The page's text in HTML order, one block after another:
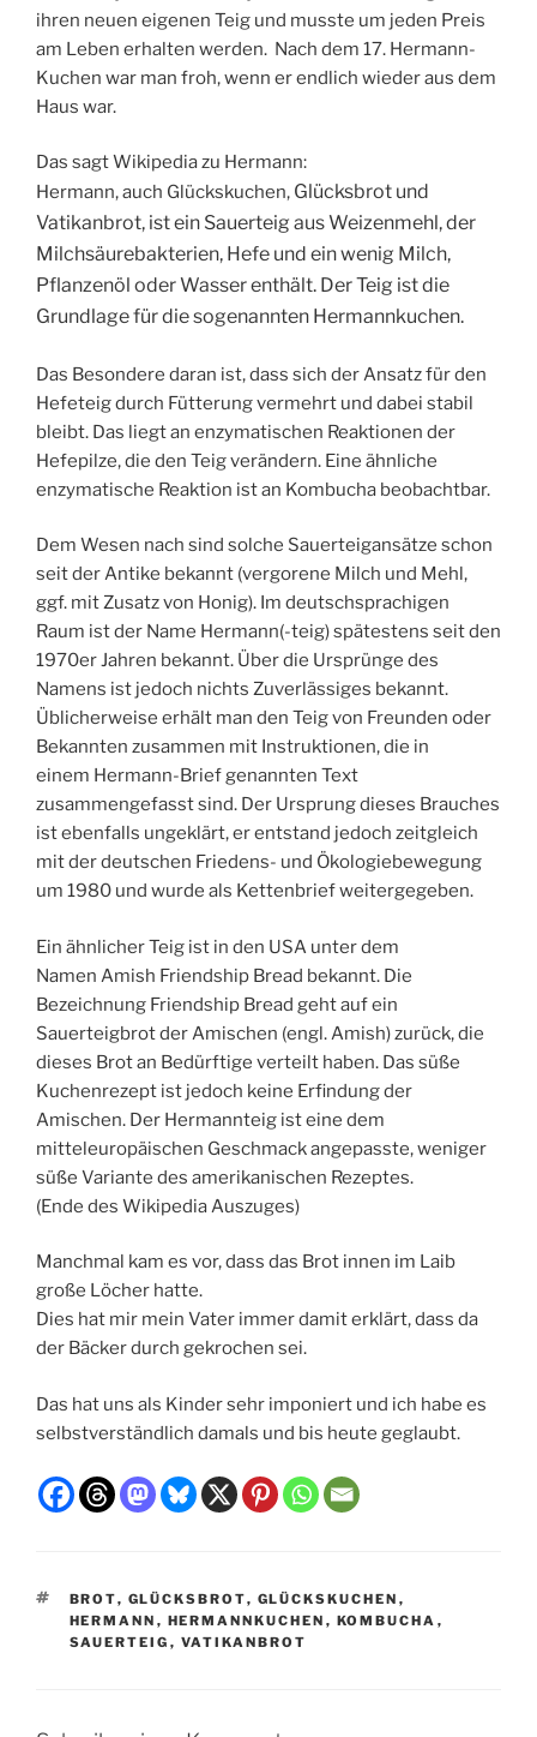
ihren neuen eigenen Teig und musste um jeden Preis
am Leben erhalten werden. Nach dem 17. Hermann-
Kuchen war man froh, wenn er endlich wieder aus dem
Haus war.
Das sagt Wikipedia zu Hermann:
Hermann, auch Glückskuchen, Glücksbrot und
Vatikanbrot, ist ein Sauerteig aus Weizenmehl, der
Milchsäurebakterien, Hefe und ein wenig Milch,
Pflanzenöl oder Wasser enthält. Der Teig ist die
Grundlage für die sogenannten Hermannkuchen.
Das Besondere daran ist, dass sich der Ansatz für den
Hefeteig durch Fütterung vermehrt und dabei stabil
bleibt. Das liegt an enzymatischen Reaktionen der
Hefepilze, die den Teig verändern. Eine ähnliche
enzymatische Reaktion ist an Kombucha beobachtbar.
Dem Wesen nach sind solche Sauerteigansätze schon
seit der Antike bekannt (vergorene Milch und Mehl,
ggf. mit Zusatz von Honig). Im deutschsprachigen
Raum ist der Name Hermann(-teig) spätestens seit den
1970er Jahren bekannt. Über die Ursprünge des
Namens ist jedoch nichts Zuverlässiges bekannt.
Üblicherweise erhält man den Teig von Freunden oder
Bekannten zusammen mit Instruktionen, die in
einem Hermann-Brief genannten Text
zusammengefasst sind. Der Ursprung dieses Brauches
ist ebenfalls ungeklärt, er entstand jedoch zeitgleich
mit der deutschen Friedens- und Ökologiebewegung
um 1980 und wurde als Kettenbrief weitergegeben.
Ein ähnlicher Teig ist in den USA unter dem
Namen Amish Friendship Bread bekannt. Die
Bezeichnung Friendship Bread geht auf ein
Sauerteigbrot der Amischen (engl. Amish) zurück, die
dieses Brot an Bedürftige verteilt haben. Das süße
Kuchenrezept ist jedoch keine Erfindung der
Amischen. Der Hermannteig ist eine dem
mitteleuropäischen Geschmack angepasste, weniger
süße Variante des amerikanischen Rezeptes.
(Ende des Wikipedia Auszuges)
Manchmal kam es vor, dass das Brot innen im Laib
große Löcher hatte.
Dies hat mir mein Vater immer damit erklärt, dass da
der Bäcker durch gekrochen sei.
Das hat uns als Kinder sehr imponiert und ich habe es
selbstverständlich damals und bis heute geglaubt.
SCHLAGWÖRTER
BROT, GLÜCKSBROT, GLÜCKSKUCHEN ,
HERMANN , HERMANNKUCHEN , KOMBUCHA ,
SAUERTEIG , VATIKANBROT